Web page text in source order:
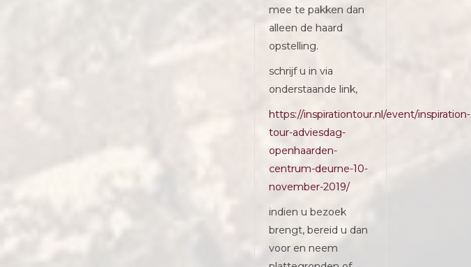
mee te pakken dan
alleen de haard
opstelling.
schrijf u in via
onderstaande link,
https://inspirationtour.nl/event/inspiration-
tour-adviesdag-
openhaarden-
centrum-deurne-10-
november-2019/
indien u bezoek
brengt, bereid u dan
voor en neem